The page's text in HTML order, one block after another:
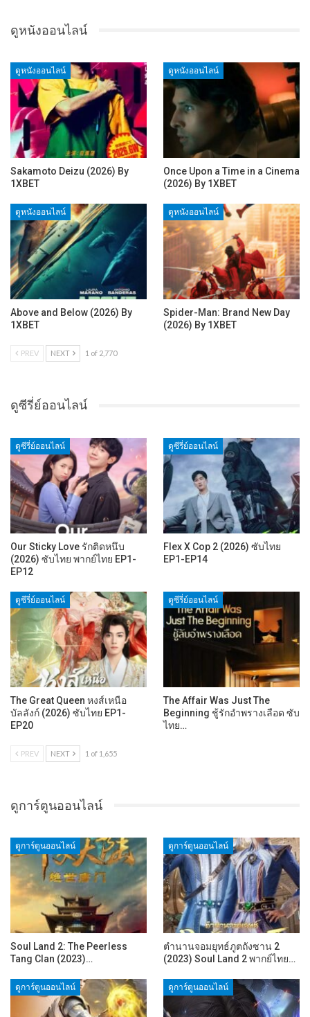
ดูหนังออนไลน์
ดูหนังออนไลน์
Sakamoto Deizu (2026) By
1XBET
ดูหนังออนไลน์
Once Upon a Time in a Cinema
(2026) By 1XBET
ดูหนังออนไลน์
Above and Below (2026) By
1XBET
ดูหนังออนไลน์
Spider-Man: Brand New Day
(2026) By 1XBET
PREV NEXT 1 of 2,770
ดูซีรี่ย์ออนไลน์
ดูซีรี่ย์ออนไลน์
Our Sticky Love รักติดหนึบ
(2026) ซับไทย พากย์ไทย EP1-
EP12
ดูซีรี่ย์ออนไลน์
Flex X Cop 2 (2026) ซับไทย
EP1-EP14
ดูซีรี่ย์ออนไลน์
The Great Queen หงส์เหนือ
บัลลังก์ (2026) ซับไทย EP1-
EP20
ดูซีรี่ย์ออนไลน์
The Affair Was Just The
Beginning ชู้รักอำพรางเลือด ซับ
ไทย…
PREV NEXT 1 of 1,655
ดูการ์ตูนออนไลน์
ดูการ์ตูนออนไลน์
Soul Land 2: The Peerless
Tang Clan (2023)…
ดูการ์ตูนออนไลน์
ตำนานจอมยุทธ์ภูตถังซาน 2
(2023) Soul Land 2 พากย์ไทย…
ดูการ์ตูนออนไลน์ ดูการ์ตูนออนไลน์